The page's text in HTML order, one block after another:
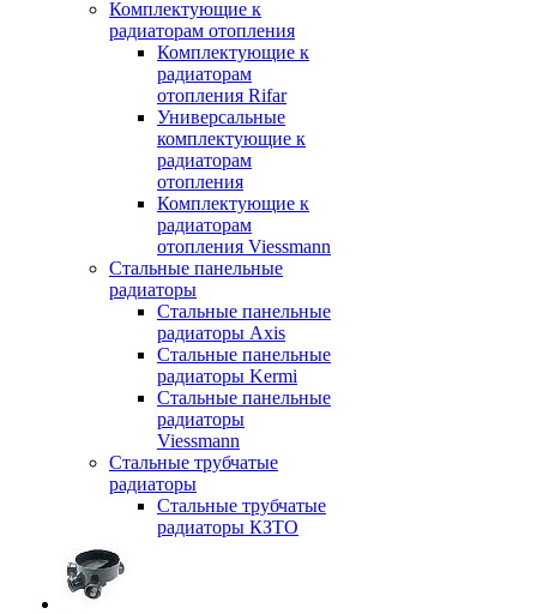
Комплектующие к
радиаторам отопления
Комплектующие к
радиаторам
отопления Rifar
Универсальные
комплектующие к
радиаторам
отопления
Комплектующие к
радиаторам
отопления Viessmann
Стальные панельные
радиаторы
Стальные панельные
радиаторы Axis
Стальные панельные
радиаторы Kermi
Стальные панельные
радиаторы
Viessmann
Стальные трубчатые
радиаторы
Стальные трубчатые
радиаторы КЗТО